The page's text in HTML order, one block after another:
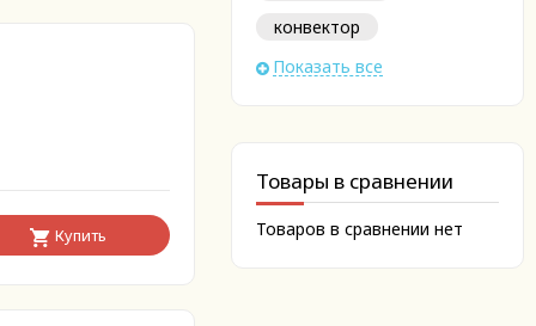
конвектор
Показать все
Товары в сравнении
Товаров в сравнении нет
Купить